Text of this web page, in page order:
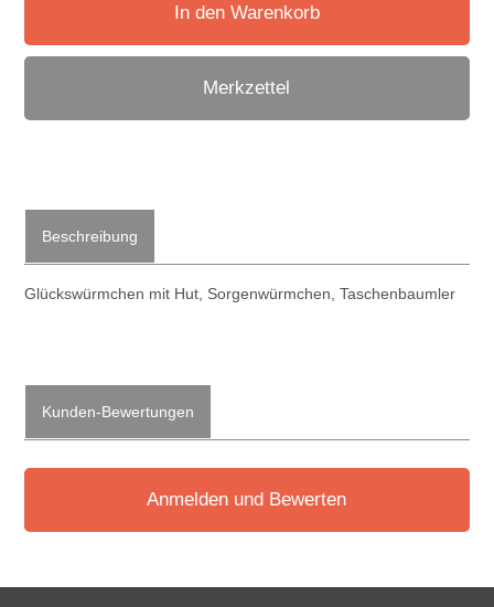
In den Warenkorb
Merkzettel
Beschreibung
Glückswürmchen mit Hut, Sorgenwürmchen, Taschenbaumler
Kunden-Bewertungen
Anmelden und Bewerten